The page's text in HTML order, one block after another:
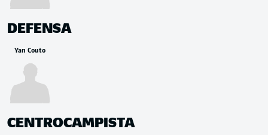
DEFENSA
Yan Couto
CENTROCAMPISTA